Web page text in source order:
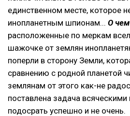
единственном месте, которое
инопланетным шпионам... О чем
расположенные по меркам
шажочке от землян
поперли в сторону Земли,
сравнению с родной планетой
землянам от этого как-не
поставлена задача
подосрать успешно и не очень.